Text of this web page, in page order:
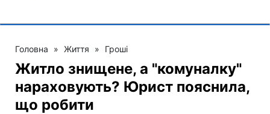
Головна » Життя » Гроші
Житло знищене, а "комуналку"
нараховують? Юрист пояснила,
що робити